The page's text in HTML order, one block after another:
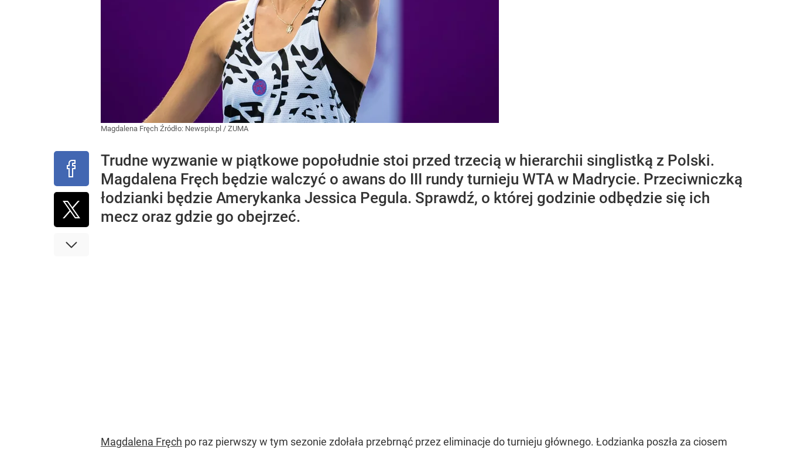
Magdalena Fręch Źródło: Newspix.pl / ZUMA
Trudne wyzwanie w piątkowe popołudnie stoi przed trzecią w hierarchii singlistką z Polski.
Magdalena Fręch będzie walczyć o awans do III rundy turnieju WTA w Madrycie. Przeciwniczką
łodzianki będzie Amerykanka Jessica Pegula. Sprawdź, o której godzinie odbędzie się ich
mecz oraz gdzie go obejrzeć.
Magdalena Fręch po raz pierwszy w tym sezonie zdołała przebrnąć przez eliminacje do turnieju głównego. Łodzianka poszła za ciosem